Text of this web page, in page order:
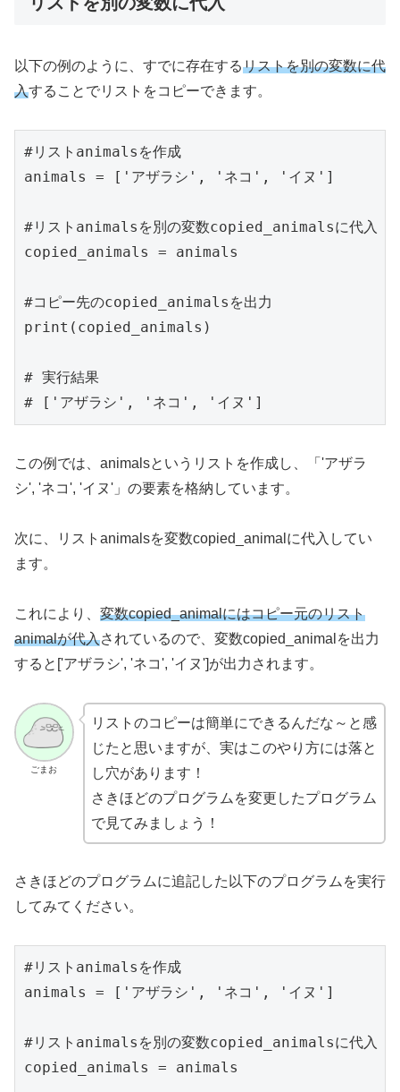
以下の例のように、すでに存在するリストを別の変数に代
入することでリストをコピーできます。
#リストanimalsを作成
animals = ['アザラシ', 'ネコ', 'イヌ']
#リストanimalsを別の変数copied_animalsに代入
copied_animals = animals
#コピー先のcopied_animalsを出力
print(copied_animals)
# 実行結果
# ['アザラシ', 'ネコ', 'イヌ']
この例では、animalsというリストを作成し、「'アザラ
シ', 'ネコ', 'イヌ'」の要素を格納しています。
次に、リストanimalsを変数copied_animalに代入してい
ます。
これにより、 変数copied_animalにはコピー元のリスト
animalが代入されているので、変数copied_animalを出力
すると['アザラシ', 'ネコ', 'イヌ']が出力されます。
ごまお
リストのコピーは簡単にできるんだな～と感
じたと思いますが、実はこのやり方には落と
し穴があります！
さきほどのプログラムを変更したプログラム
で見てみましょう！
さきほどのプログラムに追記した以下のプログラムを実行
してみてください。
#リストanimalsを作成
animals = ['アザラシ', 'ネコ', 'イヌ']
#リストanimalsを別の変数copied_animalsに代入
copied_animals = animals